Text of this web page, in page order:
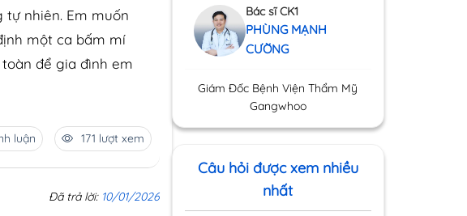
nhiên. Em muốn
một ca bấm mí
để gia đình em
luận 171 lượt xem
Đã trả lời: 10/01/2026
Bác sĩ CK1
PHÙNG MẠNH
CƯỜNG
Giám Đốc Bệnh Viện Thẩm Mỹ
Gangwhoo
Câu hỏi được xem nhiều
nhất